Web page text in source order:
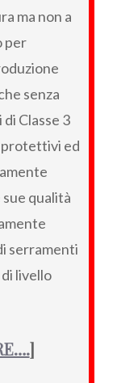
ma non a
per
senza
Classe 3
ed
qualità
serramenti
livello
]